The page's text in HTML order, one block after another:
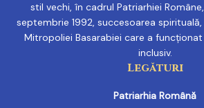
stil vechi, în cadrul Patriarhiei
septembrie 1992, succesoarea
Mitropoliei Basarabiei care a
inclusiv.
Legături
Patriarhia Română